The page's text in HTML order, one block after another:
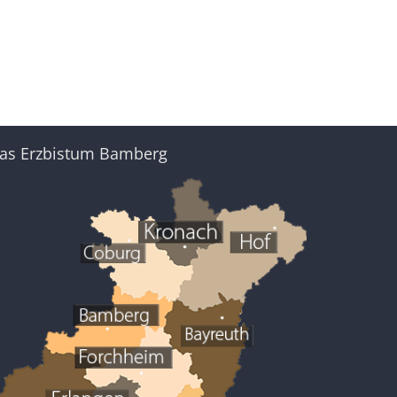
Erzbistum Bamberg